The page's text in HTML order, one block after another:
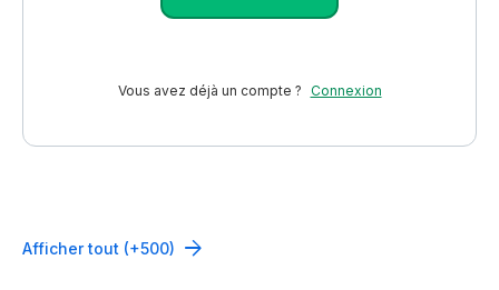
Vous avez déjà un compte ? Connexion
Afficher tout (+500)